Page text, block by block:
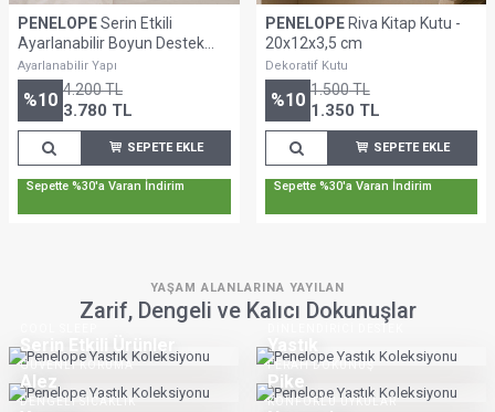
PENELOPESerin Etkili
Ayarlanabilir Boyun Destek
Yastığı - Align Duo
Ayarlanabilir Yapı
%10 4.200TL
3.780 TL
SEPETE EKLE
Sepette %30'a Varan İndirim
PENELOPERiva Kitap Kutu -
20x12x3,5 cm
Dekoratif Kutu
%10 1.500TL
1.350 TL
SEPETE EKLE
Sepette %30'a Varan İndirim
YAŞAM ALANLARINA YAYILAN
Zarif, Dengeli ve Kalıcı Dokunuşlar